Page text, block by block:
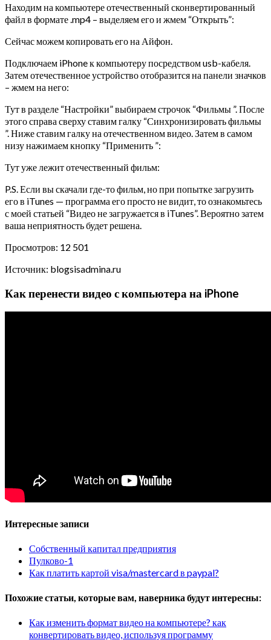
Находим на компьютере отечественный сконвертированный
файл в формате .mp4 – выделяем его и жмем “Открыть”:
Сейчас можем копировать его на Айфон.
Подключаем iPhone к компьютеру посредством usb-кабеля.
Затем отечественное устройство отобразится на панели значков
– жмем на него:
Тут в разделе “Настройки” выбираем строчок “Фильмы ”. После
этого справа сверху ставим галку “Синхронизировать фильмы
”. Ниже ставим галку на отечественном видео. Затем в самом
низу нажимаем кнопку “Применить ”:
Тут уже лежит отечественный фильм:
P.S. Если вы скачали где-то фильм, но при попытке загрузить
его в iTunes — программа его просто не видит, то ознакомьтесь
с моей статьей “Видео не загружается в iTunes”. Вероятно затем
ваша неприятность будет решена.
Просмотров: 12 501
Источник: blogsisadmina.ru
Как перенести видео с компьютера на iPhone
Интересные записи
Собственный капитал предприятия
Пулково-1
Как платить картой visa/mastercard в paypal?
Похожие статьи, которые вам, наверника будут интересны:
Как изменить формат видео на компьютере? как
конвертировать видео, используя программу